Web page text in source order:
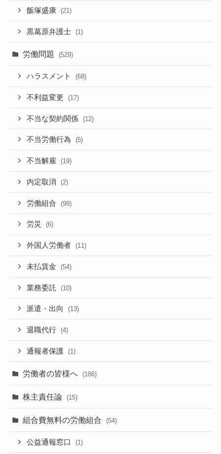
飯塚盛康 (21)
黒葛原弁護士 (1)
労働問題 (529)
ハラスメント (68)
不利益変更 (17)
不当な契約関係 (12)
不当労働行為 (5)
不当解雇 (19)
内定取消 (2)
労働組合 (99)
労災 (6)
外国人労働者 (11)
未払賃金 (54)
業務委託 (10)
派遣・出向 (13)
退職代行 (4)
通報者保護 (1)
労働者の皆様へ (186)
株主責任論 (15)
組合費無料の労働組合 (54)
公益通報窓口 (1)